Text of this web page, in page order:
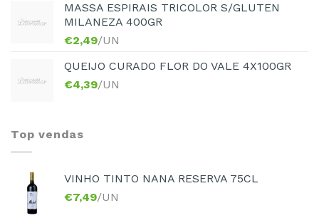
MASSA ESPIRAIS TRICOLOR S/GLUTEN
MILANEZA 400GR
€2,49/UN
QUEIJO CURADO FLOR DO VALE 4X100GR
€4,39/UN
Top vendas
VINHO TINTO NANA RESERVA 75CL
€7,49/UN